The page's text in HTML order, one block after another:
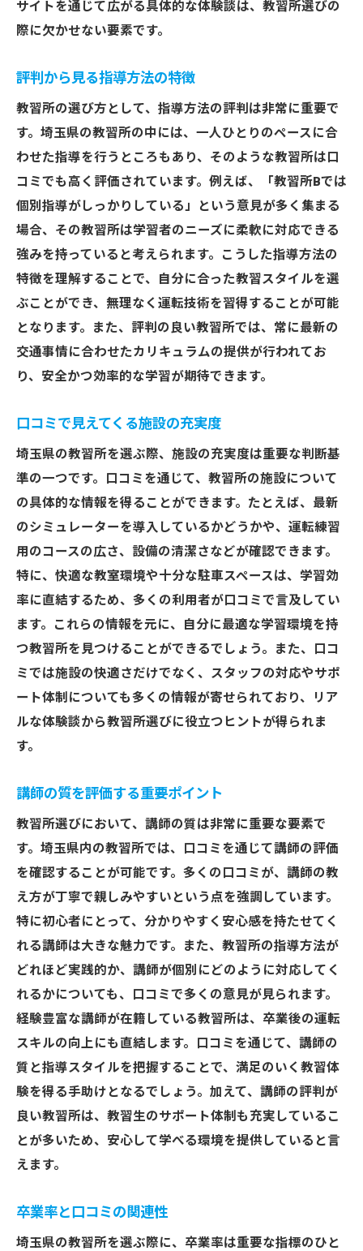
サイトを通じて広がる具体的な体験談は、教習所選びの
際に欠かせない要素です。
評判から見る指導方法の特徴
教習所の選び方として、指導方法の評判は非常に重要で
す。埼玉県の教習所の中には、一人ひとりのペースに合
わせた指導を行うところもあり、そのような教習所は口
コミでも高く評価されています。例えば、「教習所Bでは
個別指導がしっかりしている」という意見が多く集まる
場合、その教習所は学習者のニーズに柔軟に対応できる
強みを持っていると考えられます。こうした指導方法の
特徴を理解することで、自分に合った教習スタイルを選
ぶことができ、無理なく運転技術を習得することが可能
となります。また、評判の良い教習所では、常に最新の
交通事情に合わせたカリキュラムの提供が行われてお
り、安全かつ効率的な学習が期待できます。
口コミで見えてくる施設の充実度
埼玉県の教習所を選ぶ際、施設の充実度は重要な判断基
準の一つです。口コミを通じて、教習所の施設について
の具体的な情報を得ることができます。たとえば、最新
のシミュレーターを導入しているかどうかや、運転練習
用のコースの広さ、設備の清潔さなどが確認できます。
特に、快適な教室環境や十分な駐車スペースは、学習効
率に直結するため、多くの利用者が口コミで言及してい
ます。これらの情報を元に、自分に最適な学習環境を持
つ教習所を見つけることができるでしょう。また、口コ
ミでは施設の快適さだけでなく、スタッフの対応やサポ
ート体制についても多くの情報が寄せられており、リア
ルな体験談から教習所選びに役立つヒントが得られま
す。
講師の質を評価する重要ポイント
教習所選びにおいて、講師の質は非常に重要な要素で
す。埼玉県内の教習所では、口コミを通じて講師の評価
を確認することが可能です。多くの口コミが、講師の教
え方が丁寧で親しみやすいという点を強調しています。
特に初心者にとって、分かりやすく安心感を持たせてく
れる講師は大きな魅力です。また、教習所の指導方法が
どれほど実践的か、講師が個別にどのように対応してく
れるかについても、口コミで多くの意見が見られます。
経験豊富な講師が在籍している教習所は、卒業後の運転
スキルの向上にも直結します。口コミを通じて、講師の
質と指導スタイルを把握することで、満足のいく教習体
験を得る手助けとなるでしょう。加えて、講師の評判が
良い教習所は、教習生のサポート体制も充実しているこ
とが多いため、安心して学べる環境を提供していると言
えます。
卒業率と口コミの関連性
埼玉県の教習所を選ぶ際に、卒業率は重要な指標のひと